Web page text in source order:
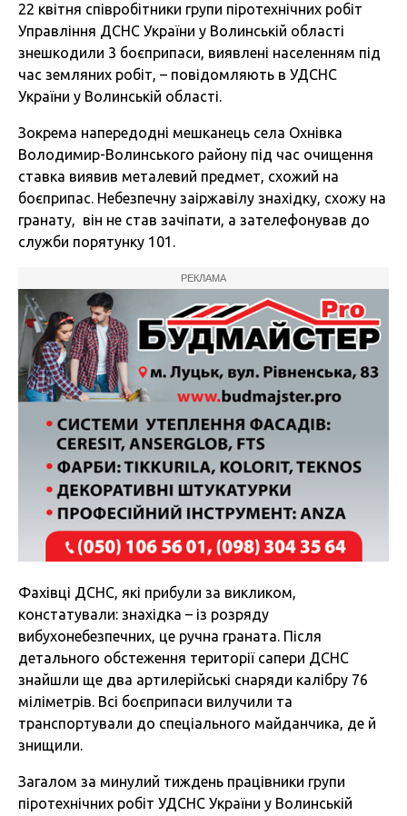
22 квітня співробітники групи піротехнічних робіт
Управління ДСНС України у Волинській області
знешкодили 3 боєприпаси, виявлені населенням під
час земляних робіт, – повідомляють в УДСНС
України у Волинській області.
Зокрема напередодні мешканець села Охнівка
Володимир-Волинського району під час очищення
ставка виявив металевий предмет, схожий на
боєприпас. Небезпечну заіржавілу знахідку, схожу на
гранату, він не став зачіпати, а зателефонував до
служби порятунку 101.
РЕКЛАМА
Фахівці ДСНС, які прибули за викликом,
констатували: знахідка – із розряду
вибухонебезпечних, це ручна граната. Після
детального обстеження території сапери ДСНС
знайшли ще два артилерійські снаряди калібру 76
міліметрів. Всі боєприпаси вилучили та
транспортували до спеціального майданчика, де й
знищили.
Загалом за минулий тиждень працівники групи
піротехнічних робіт УДСНС України у Волинській